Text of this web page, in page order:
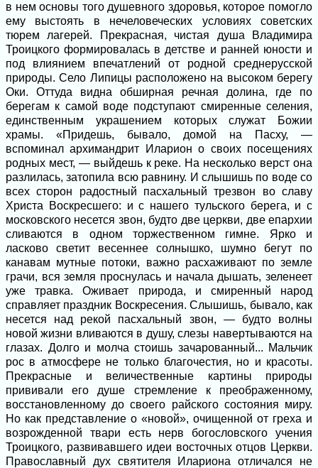
в нем основы того душевного здоровья, которое помогло
ему выстоять в нечеловеческих условиях советских
тюрем лагерей. Прекрасная, чистая душа Владимира
Троицкого формировалась в детстве и ранней юности и
под влиянием впечатлений от родной среднерусской
природы. Село Липицы расположено на высоком берегу
Оки. Оттуда видна обширная речная долина, где по
берегам к самой воде подступают смиренные селения,
единственным украшением которых служат Божии
храмы. «Придешь, бывало, домой на Пасху, —
вспоминал архимандрит Иларион о своих посещениях
родных мест, — выйдешь к реке. На несколько верст она
разлилась, затопила всю равнину. И слышишь по воде со
всех сторон радостный пасхальный трезвон во славу
Христа Воскресшего: и с нашего тульского берега, и с
московского несется звон, будто две церкви, две епархии
сливаются в одном торжественном гимне. Ярко и
ласково светит весеннее солнышко, шумно бегут по
канавам мутные потоки, важно расхаживают по земле
грачи, вся земля проснулась и начала дышать, зеленеет
уже травка. Оживает природа, и смиренный народ
справляет праздник Воскресения. Слышишь, бывало, как
несется над рекой пасхальный звон, — будто волны
новой жизни вливаются в душу, слезы навертываются на
глазах. Долго и молча стоишь зачарованный... Мальчик
рос в атмосфере не только благочестия, но и красоты.
Прекрасные и величественные картины природы
прививали его душе стремление к преображенному,
восстановленному до своего райского состояния миру.
Но как представление о «новой», очищенной от греха и
возрожденной твари есть нерв богословского учения
Троицкого, развивавшего идеи восточных отцов Церкви.
Православный дух святителя Илариона отличался не